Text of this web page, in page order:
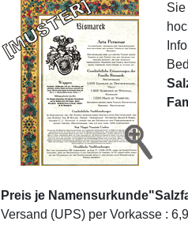
Preis je
Versand (UPS) per Vorkasse :